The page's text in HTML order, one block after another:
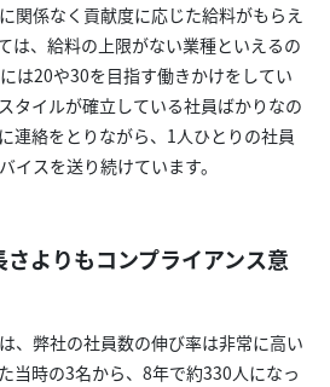
関係なく貢献度に応じた給料がもらえ
は、給料の上限がない業種といえるの
は20や30を目指す働きかけをしてい
タイルが確立している社員ばかりなの
連絡をとりながら、1人ひとりの社員
イスを送り続けています。
よりもコンプライアンス意
、弊社の社員数の伸び率は非常に高い
当時の3名から、8年で約330人になっ